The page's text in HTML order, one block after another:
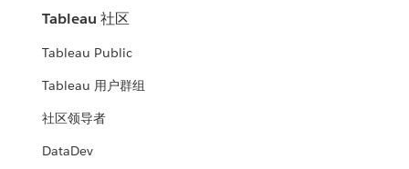
Tableau 社区
Tableau Public
Tableau 用户群组
社区领导者
DataDev